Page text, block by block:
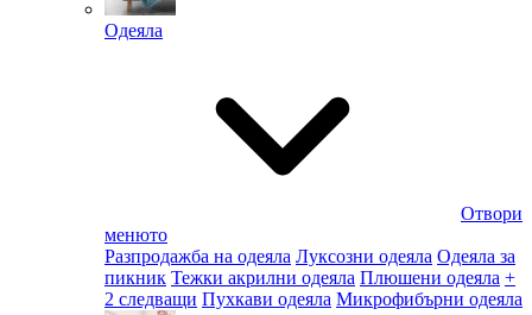
Одеяла
Отвори
менюто
Разпродажба на одеяла Луксозни одеяла Одеяла за
пикник Тежки акрилни одеяла Плюшени одеяла +
2 следващи Пухкави одеяла Микрофибърни одеяла